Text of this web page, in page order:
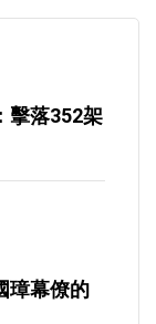
擊落352架
璋幕僚的